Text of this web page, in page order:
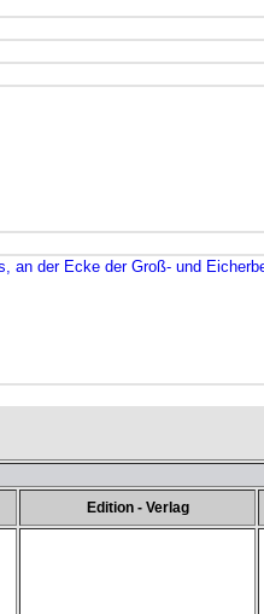
an der Ecke der Groß- und
Edition - Verlag